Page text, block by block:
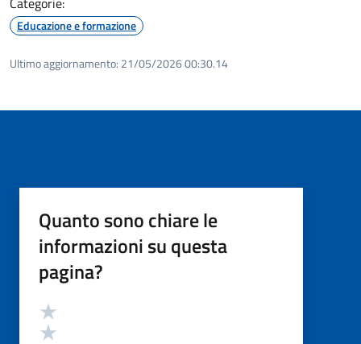
Educazione e formazione
Ultimo aggiornamento: 21/05/2026 00:30.14
Quanto sono chiare le
informazioni su questa
pagina?
Valutazione